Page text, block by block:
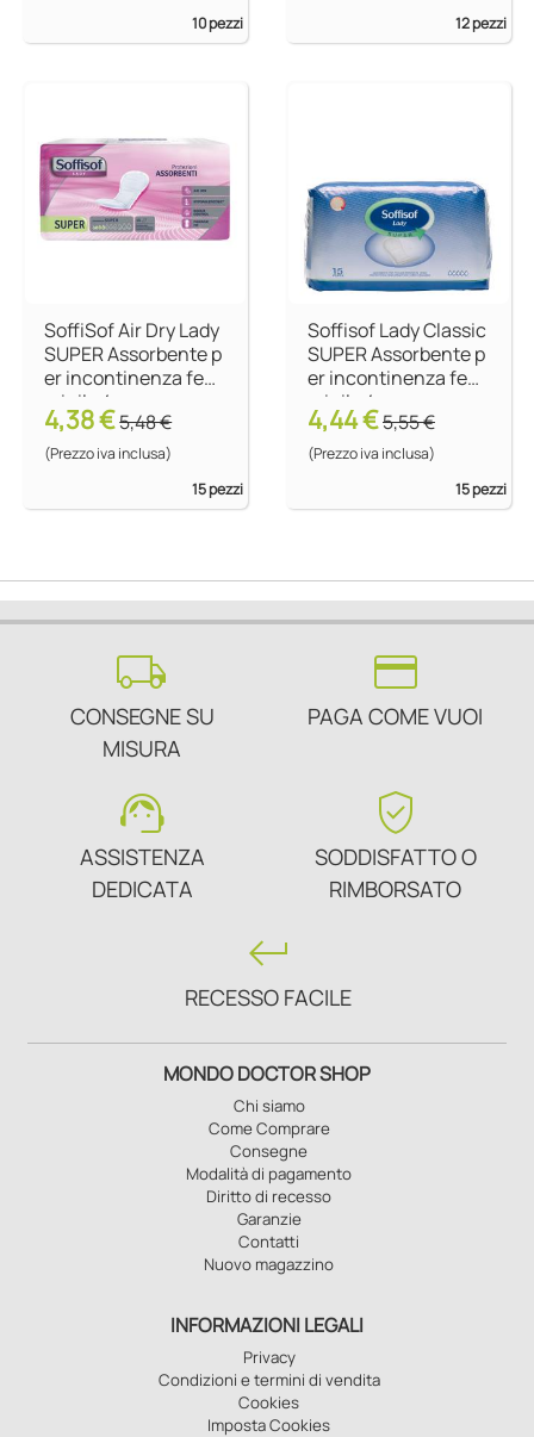
10 pezzi
12 pezzi
SoffiSof Air Dry Lady
SUPER Assorbente p
er incontinenza fem
minile 4 gocce
4,38 €5,48 €
(Prezzo iva inclusa)
15 pezzi
Soffisof Lady Classic
SUPER Assorbente p
er incontinenza fem
minile 4 gocce
4,44 €5,55 €
(Prezzo iva inclusa)
15 pezzi
local_shipping
CONSEGNE SU
MISURA
credit_card
PAGA COME VUOI
support_agent
ASSISTENZA
DEDICATA
verified_user
SODDISFATTO O
RIMBORSATO
keyboard_return
RECESSO FACILE
MONDO DOCTOR SHOP
Chi siamo
Come Comprare
Consegne
Modalità di pagamento
Diritto di recesso
Garanzie
Contatti
Nuovo magazzino
INFORMAZIONI LEGALI
Privacy
Condizioni e termini di vendita
Cookies
Imposta Cookies